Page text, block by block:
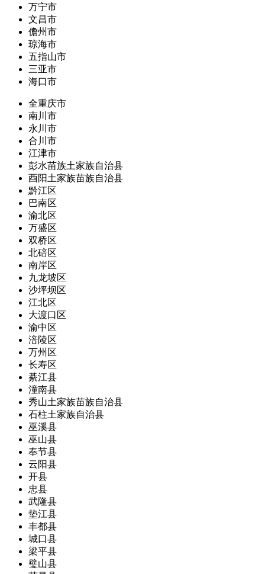
万宁市
文昌市
儋州市
琼海市
五指山市
三亚市
海口市
全重庆市
南川市
永川市
合川市
江津市
彭水苗族土家族自治县
酉阳土家族苗族自治县
黔江区
巴南区
渝北区
万盛区
双桥区
北碚区
南岸区
九龙坡区
沙坪坝区
江北区
大渡口区
渝中区
涪陵区
万州区
长寿区
綦江县
潼南县
秀山土家族苗族自治县
石柱土家族自治县
巫溪县
巫山县
奉节县
云阳县
开县
忠县
武隆县
垫江县
丰都县
城口县
梁平县
璧山县